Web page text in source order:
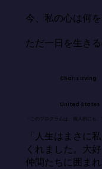
今、私の心は何
ただ一日を生き
Charis Irving
United States
「このプログラムは、個人的にも
「人生はまさに
くれました。大
仲間たちに囲まれ